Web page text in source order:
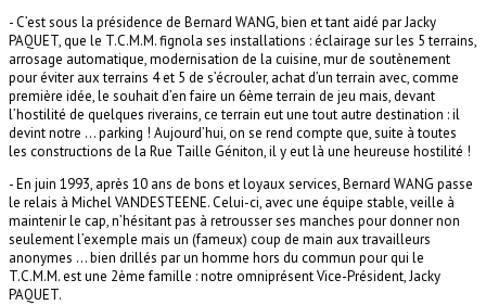
-C’est sous la présidence de Bernard WANG, bien et tant aidé par Jacky
PAQUET, que le T.C.M.M. fignola ses installations : éclairage sur les 5 terrains,
arrosage automatique, modernisation de la cuisine, mur de soutènement
pour éviter aux terrains 4 et 5 de s’écrouler, achat d’un terrain avec, comme
première idée, le souhait d’en faire un 6ème terrain de jeu mais, devant
l’hostilité de quelques riverains, ce terrain eut une tout autre destination : il
devint notre … parking ! Aujourd’hui, on se rend compte que, suite à toutes
les constructions de la Rue Taille Géniton, il y eut là une heureuse hostilité !
-En juin 1993, après 10 ans de bons et loyaux services, Bernard WANG passe
le relais à Michel VANDESTEENE. Celui-ci, avec une équipe stable, veille à
maintenir le cap, n’hésitant pas à retrousser ses manches pour donner non
seulement l’exemple mais un (fameux) coup de main aux travailleurs
anonymes … bien drillés par un homme hors du commun pour qui le
T.C.M.M. est une 2ème famille : notre omniprésent Vice-Président, Jacky
PAQUET.